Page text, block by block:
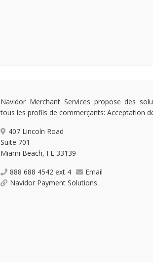
Navidor Merchant Services propose des
tous les profils de commerçants: Acceptation
407 Lincoln Road
Suite 701
Miami Beach, FL 33139
888 688 4542 ext 4
Email
Navidor Payment Solutions